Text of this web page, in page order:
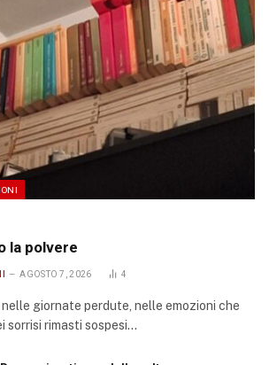
la polvere
AGOSTO 7, 2026 4
nelle giornate perdute, nelle emozioni che
sorrisi rimasti sospesi…